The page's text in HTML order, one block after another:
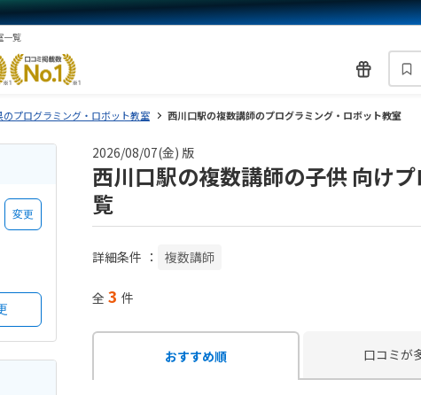
一覧
のプログラミング・ロボット教室 西川口駅の複数講師のプログラミング・ロボット教室
変更
2026/08/07(金) 版
西川口駅の複数講師の子供 向け
覧
詳細条件 ： 複数講師
全 3 件
おすすめ順 口コミが